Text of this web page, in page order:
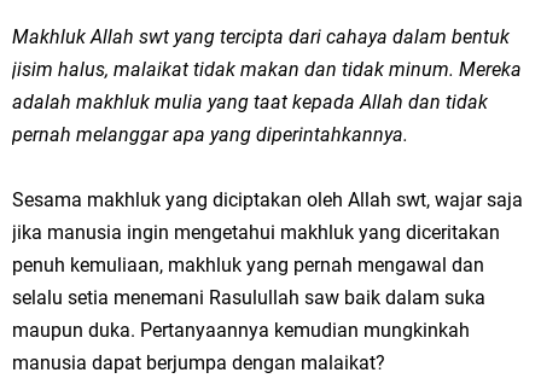
Makhluk Allah swt yang tercipta dari cahaya dalam bentuk
jisim halus, malaikat tidak makan dan tidak minum. Mereka
adalah makhluk mulia yang taat kepada Allah dan tidak
pernah melanggar apa yang diperintahkannya.
Sesama makhluk yang diciptakan oleh Allah swt, wajar saja
jika manusia ingin mengetahui makhluk yang diceritakan
penuh kemuliaan, makhluk yang pernah mengawal dan
selalu setia menemani Rasulullah saw baik dalam suka
maupun duka. Pertanyaannya kemudian mungkinkah
manusia dapat berjumpa dengan malaikat?